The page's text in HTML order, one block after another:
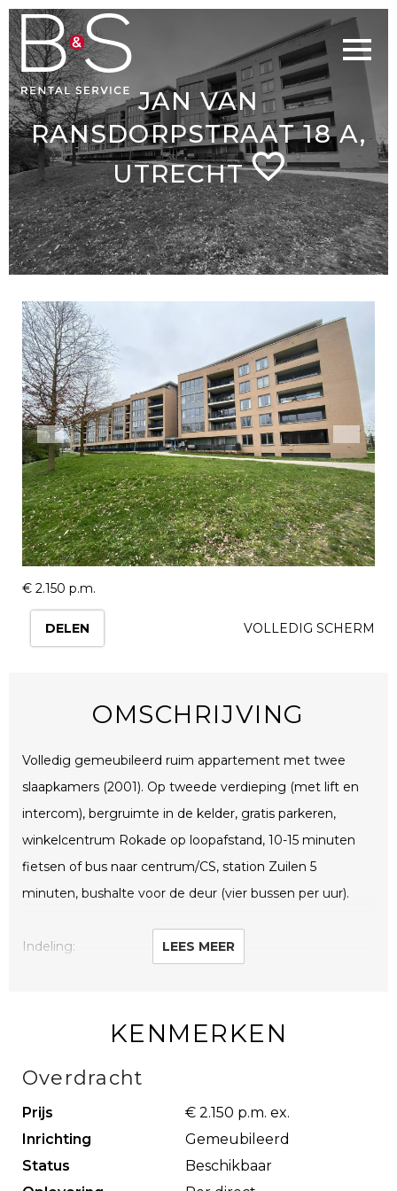
JAN VAN
RANSDORPSTRAAT 18 A,
UTRECHT
€ 2.150 p.m.
DELEN VOLLEDIG SCHERM
OMSCHRIJVING
Volledig gemeubileerd ruim appartement met twee
slaapkamers (2001). Op tweede verdieping (met lift en
intercom), bergruimte in de kelder, gratis parkeren,
winkelcentrum Rokade op loopafstand, 10-15 minuten
fietsen of bus naar centrum/CS, station Zuilen 5
minuten, bushalte voor de deur (vier bussen per uur).
Indeling:
met wasmachine en droger, slaapkamer (16 m2) met
ramen en handig ingebouwd bureau, volledig ingerichte
open keuken, ruim balkon met uitzicht op park.
Wij zijn gespecialiseerd in de bemiddeling voor expats
die tijdelijk in Nederland gestationeerd worden.
LEES MEER
KENMERKEN
Overdracht
Prijs
€ 2.150 p.m. ex.
Inrichting
Gemeubileerd
Status
Beschikbaar